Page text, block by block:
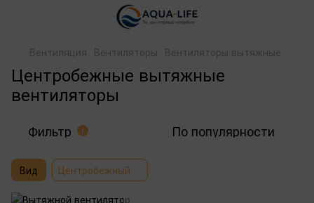
Вентиляция Вентиляторы Вентиляторы вытяжные
Центробежные вытяжные
вентиляторы
Фильтр 1 По популярности
Вид Центробежный